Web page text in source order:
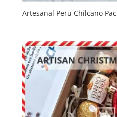
Artesanal Peru Chilcano